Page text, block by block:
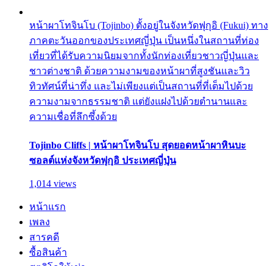
หน้าผาโทจินโบ (Tojinbo) ตั้งอยู่ในจังหวัดฟุกุอิ (Fukui) ทาง
ภาคตะวันออกของประเทศญี่ปุ่น เป็นหนึ่งในสถานที่ท่อง
เที่ยวที่ได้รับความนิยมจากทั้งนักท่องเที่ยวชาวญี่ปุ่นและ
ชาวต่างชาติ ด้วยความงามของหน้าผาที่สูงชันและวิว
ทิวทัศน์ที่น่าทึ่ง และไม่เพียงแต่เป็นสถานที่ที่เต็มไปด้วย
ความงามจากธรรมชาติ แต่ยังแฝงไปด้วยตำนานและ
ความเชื่อที่ลึกซึ้งด้วย
Tojinbo Cliffs | หน้าผาโทจินโบ สุดยอดหน้าผาหินบะ
ซอลต์แห่งจังหวัดฟุกุอิ ประเทศญี่ปุ่น
1,014 views
หน้าแรก
เพลง
สารคดี
ซื้อสินค้า